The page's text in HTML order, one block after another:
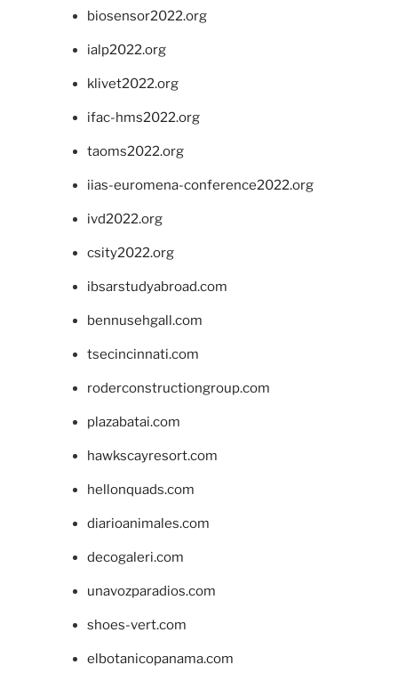
biosensor2022.org
ialp2022.org
klivet2022.org
ifac-hms2022.org
taoms2022.org
iias-euromena-conference2022.org
ivd2022.org
csity2022.org
ibsarstudyabroad.com
bennusehgall.com
tsecincinnati.com
roderconstructiongroup.com
plazabatai.com
hawkscayresort.com
hellonquads.com
diarioanimales.com
decogaleri.com
unavozparadios.com
shoes-vert.com
elbotanicopanama.com